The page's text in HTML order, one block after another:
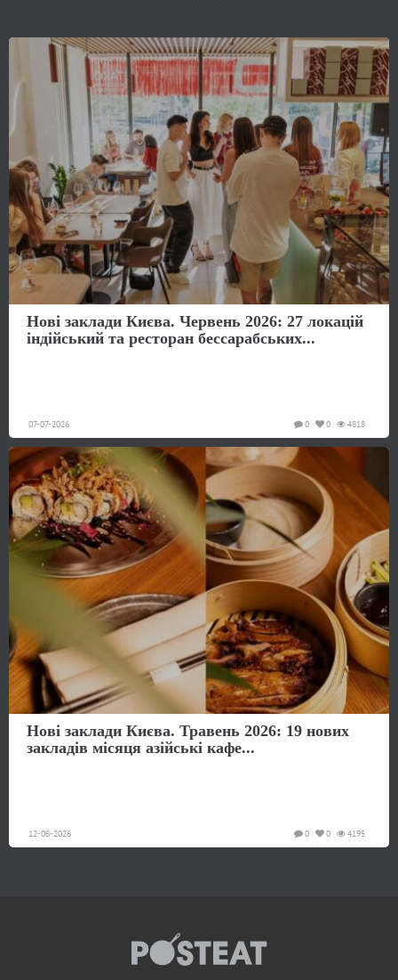
Нові заклади Києва. Червень 2026: 27 локацій
індійський та ресторан бессарабських...
07-07-2026 4818
0
0
Нові заклади Києва. Травень 2026: 19 нових
закладів місяця азійські кафе...
12-06-2026 4195
0
0